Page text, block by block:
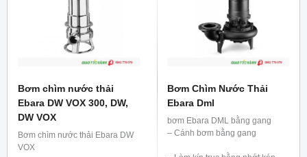
Bơm chìm nước thải
Ebara DW VOX 300, DW,
DW VOX
Bơm chìm nước thải Ebara DW
VOX
Bơm Chìm Nước Thải
Ebara Dml
bơm Ebara DML bằng gang
– Cánh bơm bằng gang